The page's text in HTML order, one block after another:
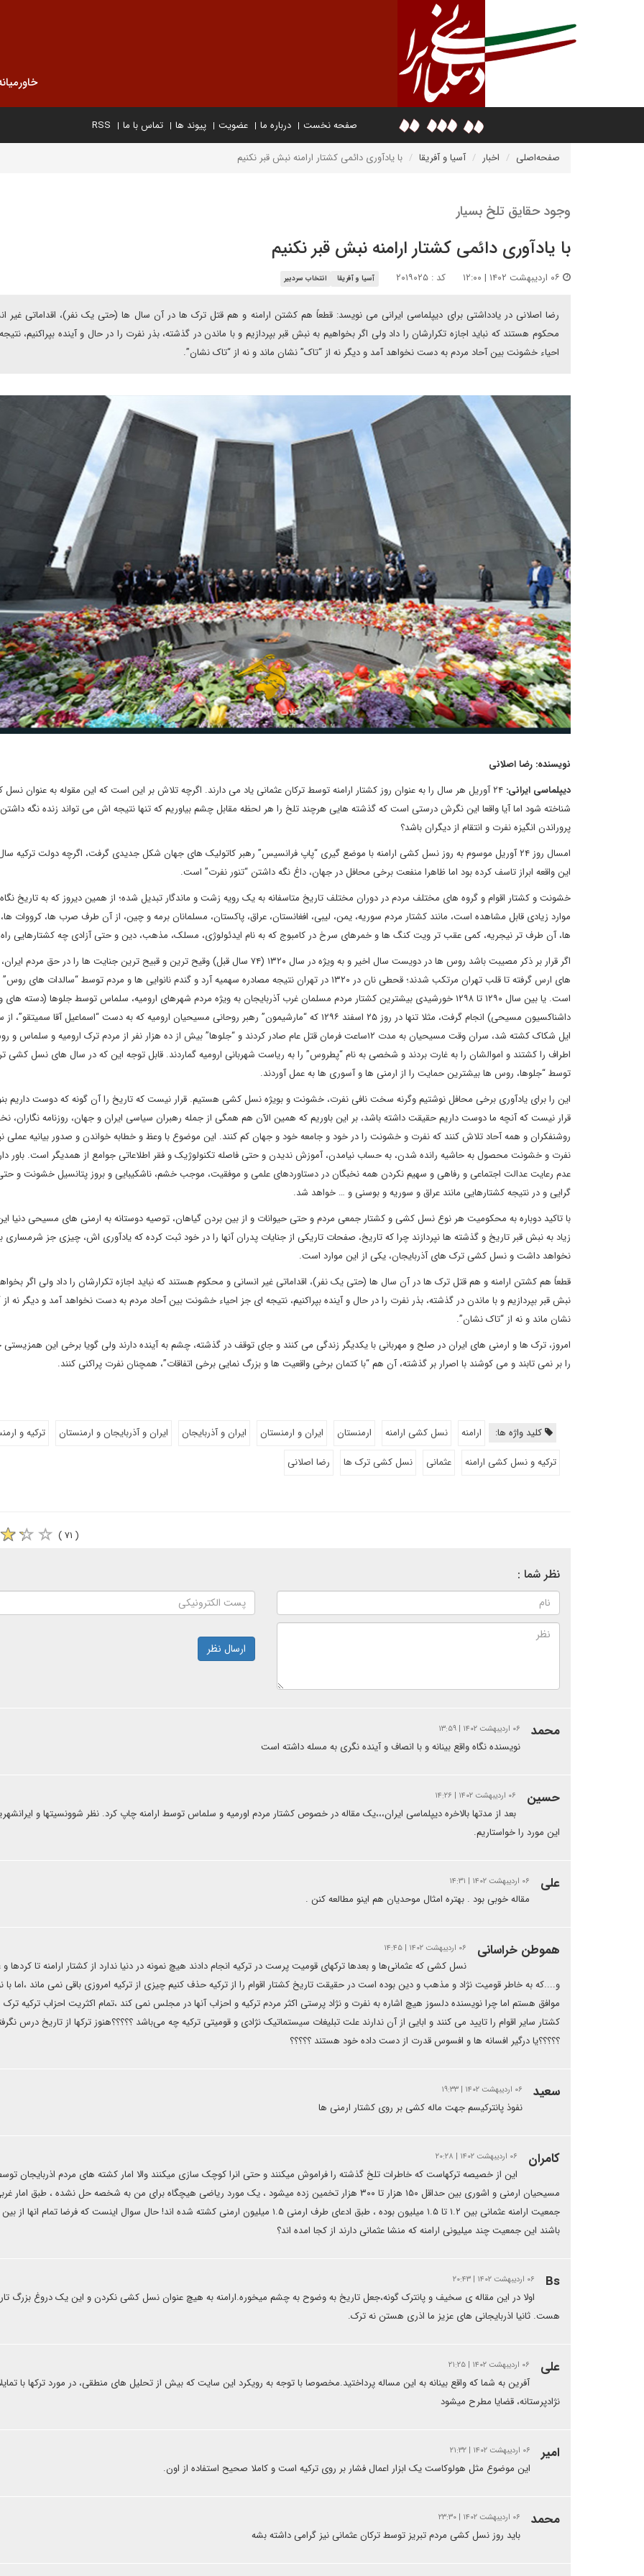
صفحه نخست درباره ما عضویت پیوند ها تماس با ما RSS
صفحه‌اصلی اخبار آسیا و آفریقا با یادآوری دائمی کشتار ارامنه نبش قبر نکنیم
وجود حقایق تلخ بسیار
با یادآوری دائمی کشتار ارامنه نبش قبر نکنیم
کد : ۲۰۱۹۰۲۵ آسیا و آفریقا انتخاب سردبیر
رضا اصلانی در یادداشتی برای دیپلماسی ایرانی می نویسد: قطعاً هم کشتن ارامنه و هم قتل ترک ها در آن سال ها (حتی یک نفر)، اقداماتی غیر
محکوم هستند که نباید اجازه تکرارشان را داد ولی اگر بخواهیم به نبش قبر بپردازیم و با ماندن در گذشته، بذر نفرت را در حال و آینده بپراکنیم،
احیاء خشونت بین آحاد مردم به دست نخواهد آمد و دیگر نه از “تاک” نشان ماند و نه از “تاک نشان”.
نویسنده: رضا اصلانی
دیپلماسی ایرانی:
۲۴ آوریل هر سال را به عنوان روز کشتار ارامنه توسط ترکان عثمانی یاد می دارند. اگرچه تلاش بر این است که این مقوله به عنوان
شناخته شود اما آیا واقعا این نگرش درستی است که گذشته هایی هرچند تلخ را هر لحظه مقابل چشم بیاوریم که تنها نتیجه اش می تواند زنده نگه
پروراندن انگیزه نفرت و انتقام از دیگران باشد؟
امسال روز ۲۴ آوریل موسوم به روز نسل کشی ارامنه با موضع گیری “پاپ فرانسیس” رهبر کاتولیک های جهان شکل جدیدی گرفت، اگرچه دولت ترکیه
این واقعه ابراز تاسف کرده بود اما ظاهرا منفعت برخی محافل در جهان، داغ نگه داشتن “تنور نفرت” است.
خشونت و کشتار اقوام و گروه های مختلف مردم در دوران مختلف تاریخ متاسفانه به یک رویه زشت و ماندگار تبدیل شده؛ از همین دیروز که به تاریخ
موارد زیادی قابل مشاهده است، مانند کشتار مردم سوریه، یمن، لیبی، افغانستان، عراق، پاکستان، مسلمانان برمه و چین، از آن طرف صرب ها، کرووات
ها، آن طرف تر نیجریه، کمی عقب تر ویت کنگ ها و خمرهای سرخ در کامبوج که به نام ایدئولوژی، مسلک، مذهب، دین و حتی آزادی چه کشتارهایی راه
اگر قرار بر ذکر مصیبت باشد روس ها در دویست سال اخیر و به ویژه در سال ۱۳۲۰ (۷۴ سال قبل) وقیح ترین و قبیح ترین جنایت ها را در حق مردم
های ارس گرفته تا قلب تهران مرتکب شدند؛ قحطی نان در ۱۳۲۰ در تهران نتیجه مصادره سهمیه آرد و گندم نانوایی ها و مردم توسط “سالدات های
است. یا بین سال ۱۲۹۰ تا ۱۲۹۸ خورشیدی بیشترین کشتار مردم مسلمان غرب آذربایجان به ویژه مردم شهرهای ارومیه، سلماس توسط جلوها (دسته
داشناکسیون مسیحی) انجام گرفت، مثلا تنها در روز ۲۵ اسفند ۱۲۹۶ که “مارشیمون” رهبر روحانی مسیحیان ارومیه که به دست “اسماعیل آقا
ایل شکاک کشته شد، سران وقت مسیحیان به مدت ۱۲ساعت فرمان قتل عام صادر کردند و “جلوها” بیش از ده هزار نفر از مردم ترک ارومیه و سلماس
اطراف را کشتند و اموالشان را به غارت بردند و شخصی به نام “پطروس” را به ریاست شهربانی ارومیه گماردند. قابل توجه این که در سال های نسل کشی
توسط “جلوها، روس ها بیشترین حمایت را از ارمنی ها و آسوری ها به عمل آوردند.
این را برای یادآوری برخی محافل نوشتیم وگرنه سخت نافی نفرت، خشونت و بویژه نسل کشی هستیم. قرار نیست که تاریخ را آن گونه که دوست داریم
قرار نیست که آنچه ما دوست داریم حقیقت داشته باشد، بر این باوریم که همین الآن هم همگی از جمله رهبران سیاسی ایران و جهان، روزنامه نگاران،
روشنفکران و همه آحاد تلاش کنند که نفرت و خشونت را در خود و جامعه خود و جهان کم کنند. این موضوع با وعظ و خطابه خواندن و صدور بیانیه
نفرت و خشونت محصول به حاشیه رانده شدن، به حساب نیامدن، آموزش ندیدن و حتی فاصله تکنولوژیک و فقر اطلاعاتی جوامع از همدیگر است. باور
عدم رعایت عدالت اجتماعی و رفاهی و سهیم نکردن همه نخبگان در دستاوردهای علمی و موفقیت، موجب خشم، ناشکیبایی و بروز پتانسیل خشونت و
گرایی و در نتیجه کشتارهایی مانند عراق و سوریه و بوسنی و … خواهد شد.
با تاکید دوباره به محکومیت هر نوع نسل کشی و کشتار جمعی مردم و حتی حیوانات و از بین بردن گیاهان، توصیه دوستانه به ارمنی های مسیحی دنیا
زیاد به نبش قبر تاریخ و گذشته ها نپردازند چرا که تاریخ، صفحات تاریکی از جنایات پدران آنها را در خود ثبت کرده که یادآوری اش، چیزی جز شرمساری
نخواهد داشت و نسل کشی ترک های آذربایجان، یکی از این موارد است.
قطعاً هم کشتن ارامنه و هم قتل ترک ها در آن سال ها (حتی یک نفر)، اقداماتی غیر انسانی و محکوم هستند که نباید اجازه تکرارشان را داد ولی اگر
نبش قبر بپردازیم و با ماندن در گذشته، بذر نفرت را در حال و آینده بپراکنیم، نتیجه ای جز احیاء خشونت بین آحاد مردم به دست نخواهد آمد و دیگر نه از
نشان ماند و نه از “تاک نشان”.
امروز، ترک ها و ارمنی های ایران در صلح و مهربانی با یکدیگر زندگی می کنند و جای توقف در گذشته، چشم به آینده دارند ولی گویا برخی این همزیستی
را بر نمی تابند و می کوشند با اصرار بر گذشته، آن هم “با کتمان برخی واقعیت ها و بزرگ نمایی برخی اتفاقات”، همچنان نفرت پراکنی کنند.
کلید واژه ها: ارامنه نسل کشی ارامنه ارمنستان ایران و ارمنستان ایران و آذربایجان ایران و آذربایجان و ارمنستان
ترکیه و
ترکیه و نسل کشی ارامنه
عثمانی نسل کشی ترک ها رضا اصلانی
( ۷۱ )
نظر شما :
ارسال نظر
محمد ۰۶ اردیبهشت ۱۴۰۲ | ۱۳:۵۹
نویسنده نگاه واقع بینانه و با انصاف و آینده نگری به مسله داشته است
حسین ۰۶ اردیبهشت ۱۴۰۲ | ۱۴:۲۶
بعد از مدتها بالاخره دیپلماسی ایران،،،یک مقاله در خصوص کشتار مردم اورمیه و سلماس توسط ارامنه چاپ کرد. نظر شوونسیتها و
این مورد را خواستاریم.
علی ۰۶ اردیبهشت ۱۴۰۲ | ۱۴:۳۱
مقاله خوبی بود . بهتره امثال موحدیان هم اینو مطالعه کنن .
هموطن خراسانی ۰۶ اردیبهشت ۱۴۰۲ | ۱۴:۴۵
نسل کشی که عثمانی‌ها و بعدها ترکهای قومیت پرست در ترکیه انجام دادند هیچ نمونه در دنیا ندارد از کشتار ارامنه تا کردها
و....که به خاطر قومیت نژاد و مذهب و دین بوده است در حقیقت تاریخ کشتار اقوام را از ترکیه حذف کنیم چیزی از ترکیه امروزی باقی نمی ماند ،اما با
موافق هستم اما چرا نویسنده دلسوز هیچ اشاره به نفرت و نژاد پرستی اکثر مردم ترکیه و احزاب آنها در مجلس نمی کند ،تمام اکثریت احزاب ترکیه
کشتار سایر اقوام را تایید می کنند و ابایی از آن ندارند علت تبلیغات سیستماتیک نژادی و قومیتی ترکیه چه می‌باشد ؟؟؟؟؟هنوز ترکها از تاریخ درس
؟؟؟؟؟یا درگیر افسانه ها و افسوس قدرت از دست داده خود هستند ؟؟؟؟؟
سعید ۰۶ اردیبهشت ۱۴۰۲ | ۱۹:۳۳
نفوذ پانترکیسم جهت ماله کشی بر روی کشتار ارمنی ها
کامران ۰۶ اردیبهشت ۱۴۰۲ | ۲۰:۲۸
این از خصیصه ترکهاست که خاطرات تلخ گذشته را فراموش میکنند و حتی انرا کوچک سازی میکنند والا امار کشته های مردم اذربایجان
مسیحیان ارمنی و اشوری بین حداقل ۱۵۰ هزار تا ۳۰۰ هزار تخمین زده میشود ، یک مورد ریاضی هیچگاه برای من به شخصه حل نشده ، طبق امار
جمعیت ارامنه عثمانی بین ۱.۲ تا ۱.۵ میلیون بوده ، طبق ادعای طرف ارمنی ۱.۵ میلیون ارمنی کشته شده اند! حال سوال اینست که فرضا تمام انها
باشند این جمعیت چند میلیونی ارامنه که منشا عثمانی دارند از کجا امده اند؟
Bs ۰۶ اردیبهشت ۱۴۰۲ | ۲۰:۴۳
اولا در این مقاله ی سخیف و پانترک گونه،جعل تاریخ به وضوح به چشم میخوره.ارامنه به هیچ عنوان نسل کشی نکردن و این یک دروغ بزرگ
هست. ثانیا اذربایجانی های عزیز ما اذری هستن نه ترک.
علی ۰۶ اردیبهشت ۱۴۰۲ | ۲۱:۲۵
آفرین به شما که واقع بینانه به این مساله پرداختید.مخصوصا با توجه به رویکرد این سایت که بیش از تحلیل های منطقی، در مورد ترکها با
نژادپرستانه، قضایا مطرح میشود
امیر ۰۶ اردیبهشت ۱۴۰۲ | ۲۱:۳۲
این موضوع مثل هولوکاست یک ابزار اعمال فشار بر روی ترکیه است و کاملا صحیح استفاده از اون.
محمد ۰۶ اردیبهشت ۱۴۰۲ | ۲۳:۳۰
باید روز نسل کشی مردم تبریز توسط ترکان عثمانی نیز گرامی داشته بشه